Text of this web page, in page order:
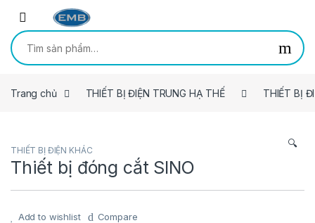
Skip to navigation
Skip to content
Tìm kiếm:
Trang chủ THIẾT BỊ ĐIỆN TRUNG HẠ THẾ THIẾT BỊ
🔍
THIẾT BỊ ĐIỆN KHÁC
Thiết bị đóng cắt SINO
Add to wishlist Compare